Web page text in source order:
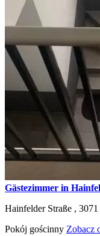
Gästezimmer in
Hainfelder Straße , 3071
Pokój gościnny Zobacz